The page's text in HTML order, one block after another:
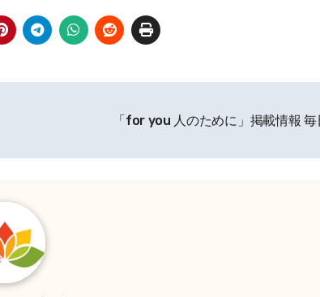
「for you 人のために」掲載情報